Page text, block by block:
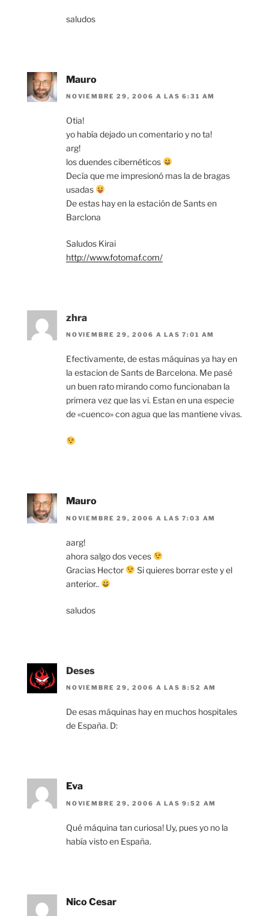
saludos
Mauro
NOVIEMBRE 29, 2006 A LAS 6:31 AM
Otia!
yo había dejado un comentario y no ta!
arg!
los duendes cibernéticos
Decía que me impresionó mas la de bragas
usadas
De estas hay en la estación de Sants en
Barclona
Saludos Kirai
http://www.fotomaf.com/
zhra
NOVIEMBRE 29, 2006 A LAS 7:01 AM
Efectivamente, de estas máquinas ya hay en
la estacion de Sants de Barcelona. Me pasé
un buen rato mirando como funcionaban la
primera vez que las vi. Estan en una especie
de «cuenco» con agua que las mantiene vivas.
Mauro
NOVIEMBRE 29, 2006 A LAS 7:03 AM
aarg!
ahora salgo dos veces
Gracias Hector
Si quieres borrar este y el
anterior..
saludos
Deses
NOVIEMBRE 29, 2006 A LAS 8:52 AM
De esas máquinas hay en muchos hospitales
de España. D:
Eva
NOVIEMBRE 29, 2006 A LAS 9:52 AM
Qué máquina tan curiosa! Uy, pues yo no la
había visto en España.
Nico Cesar